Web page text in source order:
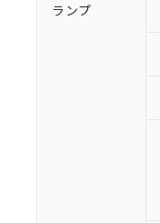
ランプ